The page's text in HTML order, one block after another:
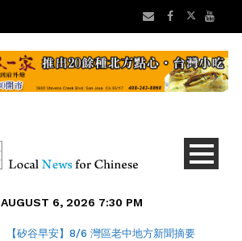
AUGUST 6, 2026 7:30 PM
【矽谷早安】8/6 灣區老中地方新聞摘要